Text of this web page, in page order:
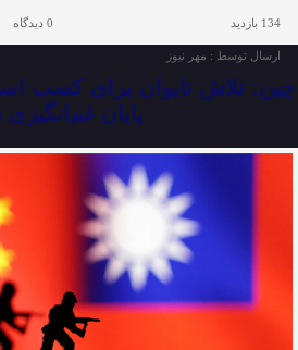
134 بازدید 0 دیدگاه
ارسال توسط : مهر نیوز
چین: تلاش تایوان برای کسب
پایان غم‌انگیزی